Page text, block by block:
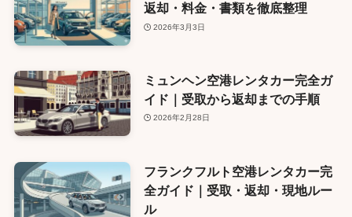
返却・料金・書類を徹底整理
2026年3月3日
ミュンヘン空港レンタカー完全ガ
イド｜受取から返却までの手順
2026年2月28日
フランクフルト空港レンタカー完
全ガイド｜受取・返却・現地ルー
ル